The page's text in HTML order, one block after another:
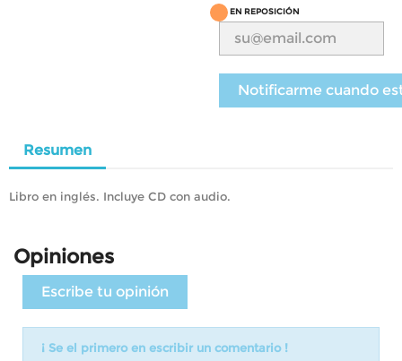
EN REPOSICIÓN
Notificarme cuando
Resumen
Libro en inglés. Incluye CD con audio.
Opiniones
Escribe tu opinión
¡ Se el primero en escribir un comentario !